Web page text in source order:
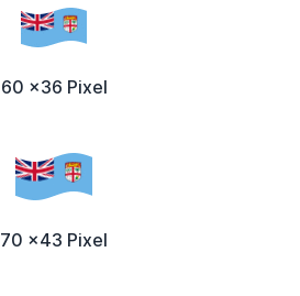
60 x36 Pixel
70 x43 Pixel